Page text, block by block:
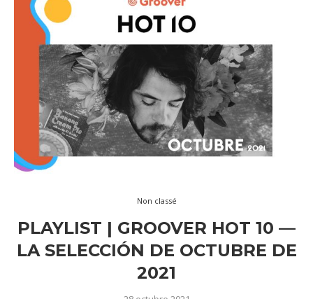
Non classé
PLAYLIST | GROOVER HOT 10 —
LA SELECCIÓN DE OCTUBRE DE
2021